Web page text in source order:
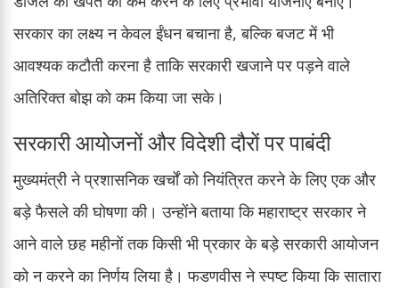
सरकार का लक्ष्य न केवल ईंधन बचाना है, बल्कि बजट में भी
आवश्यक कटौती करना है ताकि सरकारी खजाने पर पड़ने वाले
अतिरिक्त बोझ को कम किया जा सके।
सरकारी आयोजनों और विदेशी दौरों पर पाबंदी
मुख्यमंत्री ने प्रशासनिक खर्चों को नियंत्रित करने के लिए एक और
बड़े फैसले की घोषणा की। उन्होंने बताया कि महाराष्ट्र सरकार ने
आने वाले छह महीनों तक किसी भी प्रकार के बड़े सरकारी आयोजन
को न करने का निर्णय लिया है। फडणवीस ने स्पष्ट किया कि सातारा